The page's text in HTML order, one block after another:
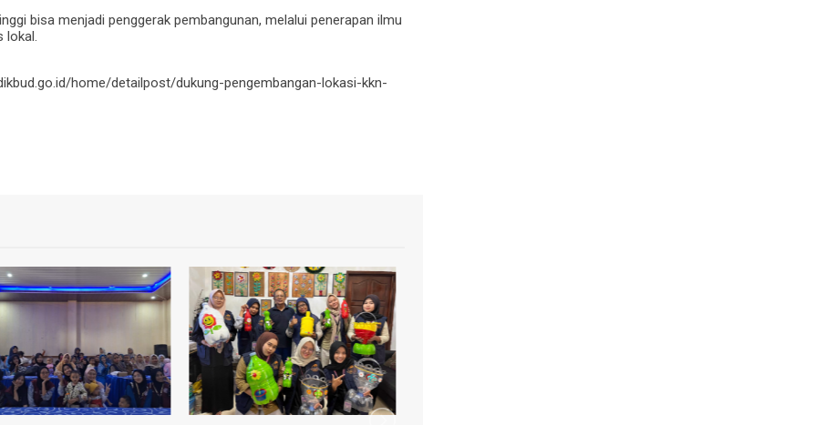
bisa menjadi penggerak pembangunan, melalui penerapan ilmu
lokal.
home/detailpost/dukung-pengembangan-lokasi-kkn-